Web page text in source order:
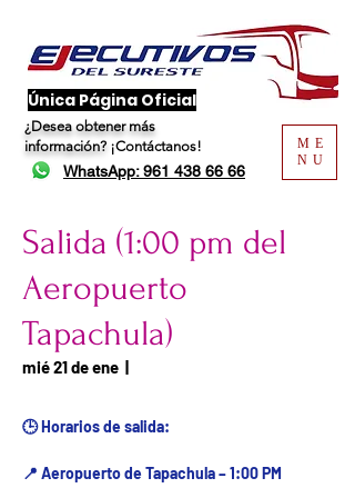
​Única Página Oficial
¿Desea obtener más
información? ¡Contáctanos!
WhatsApp: 961 438 66 66
ME
NU
Salida (1:00 pm del
Aeropuerto
Tapachula)
mié 21 de ene
  |
🕒 Horarios de salida:
📍 Aeropuerto de Tapachula – 1:00 PM